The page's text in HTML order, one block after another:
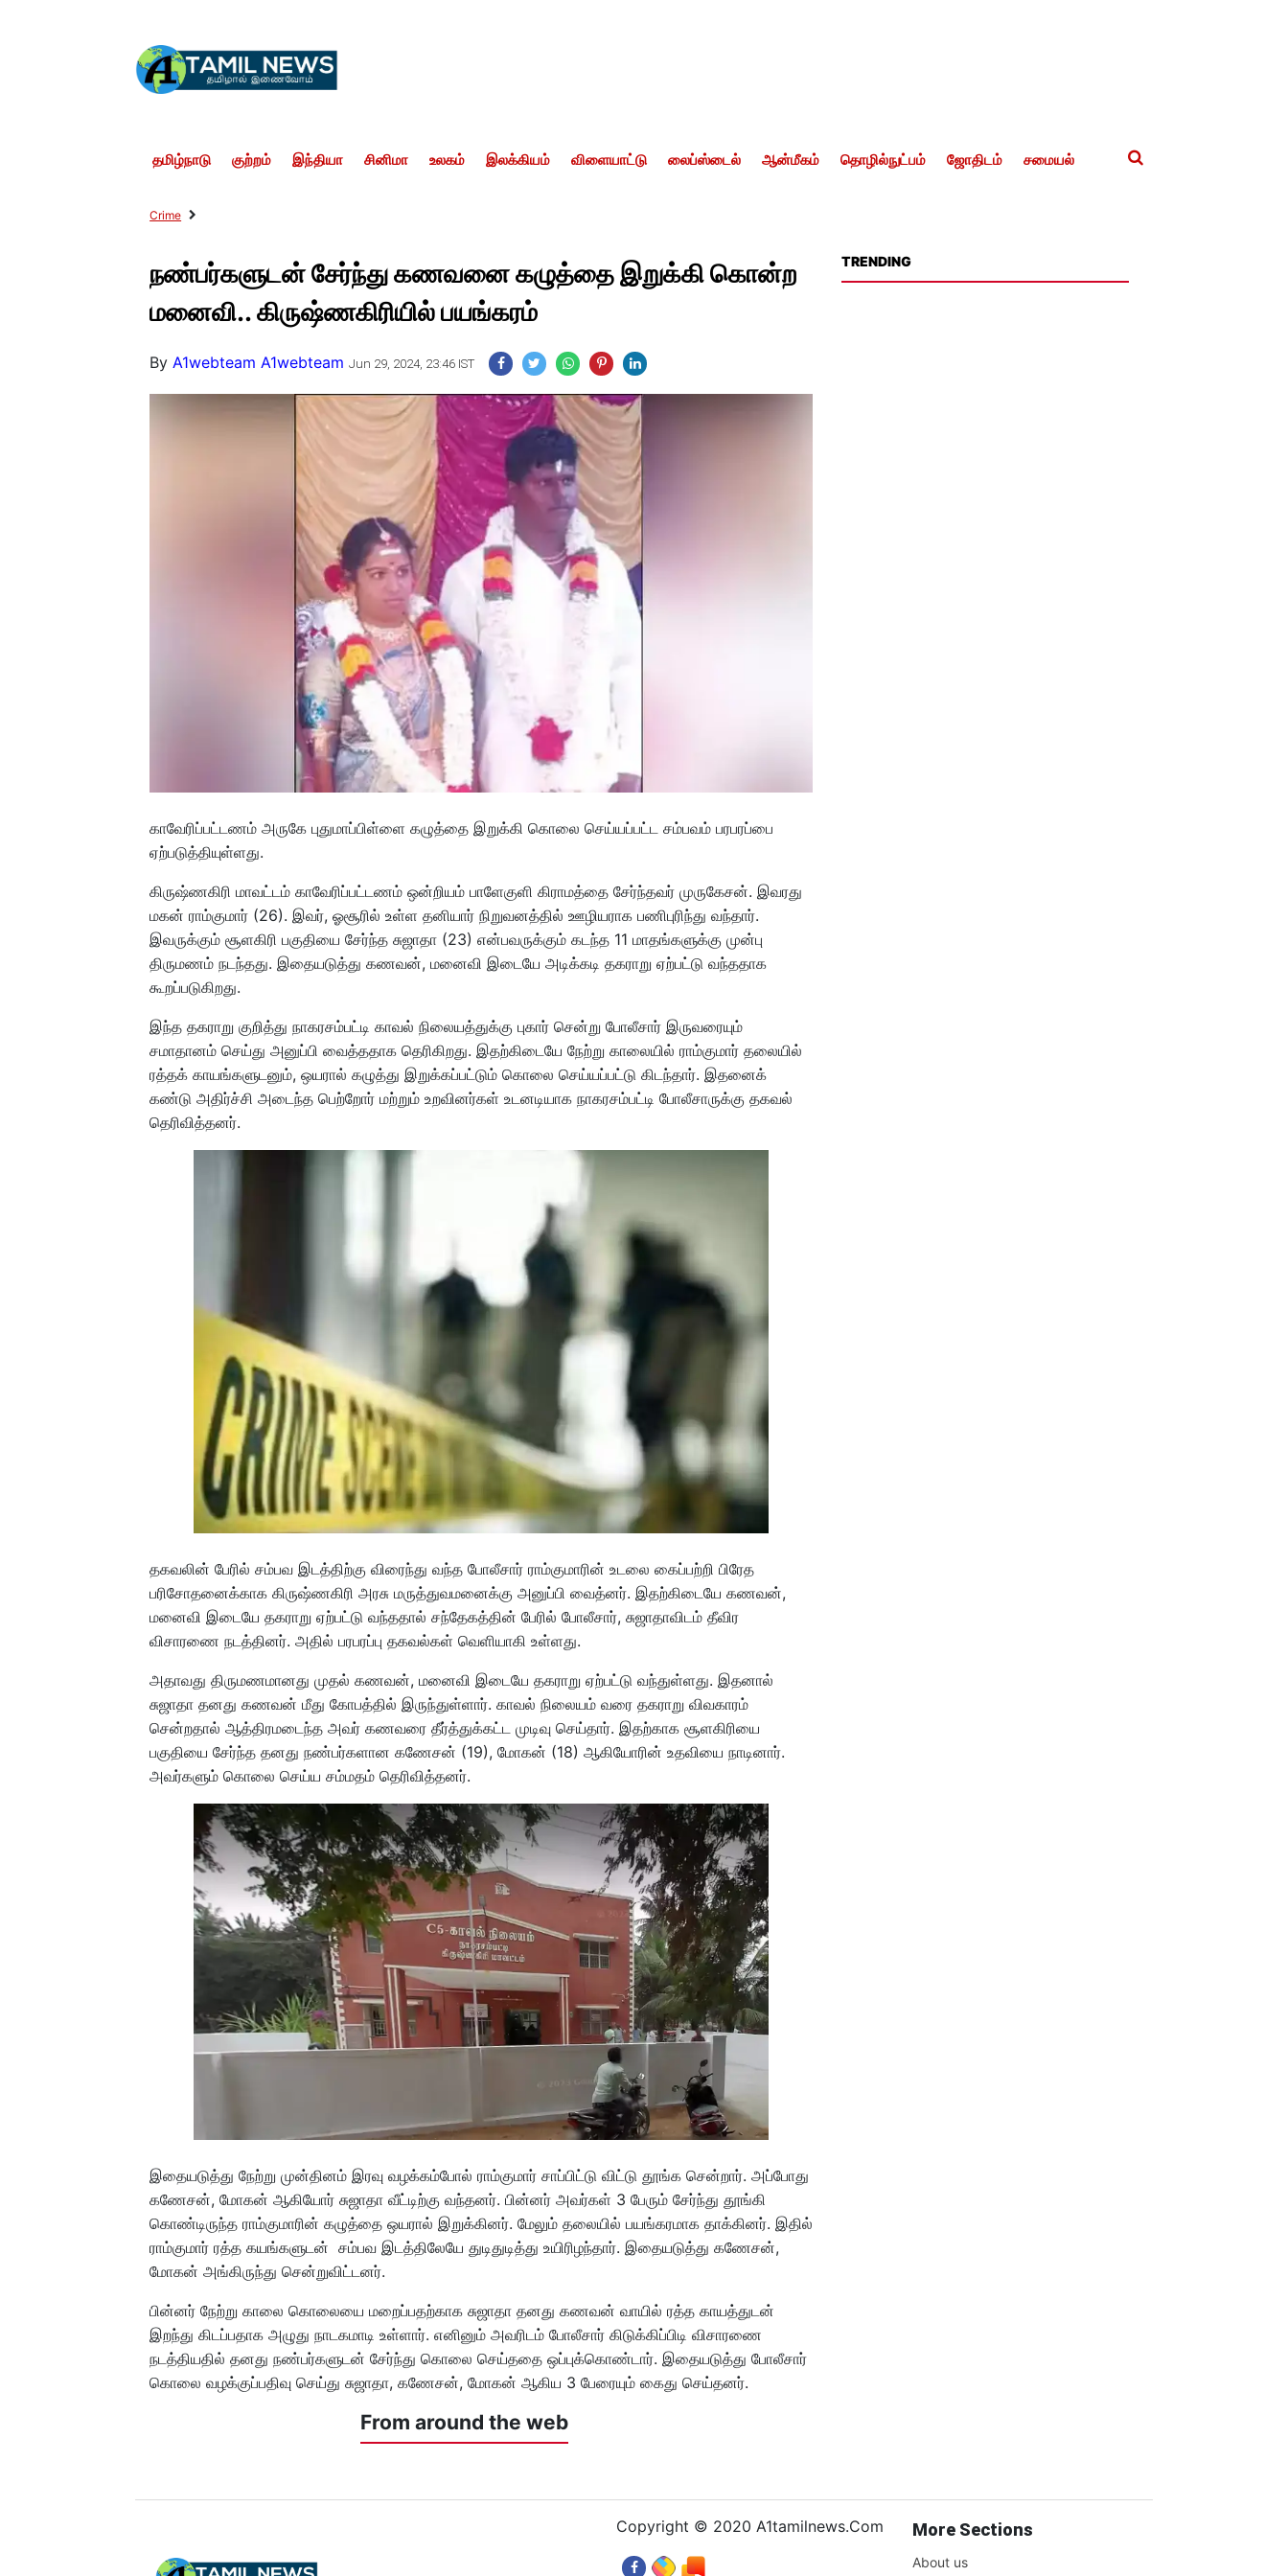
தமிழ்நாடு குற்றம் இந்தியா சினிமா உலகம் இலக்கியம் விளையாட்டு லைப்ஸ்டைல் ஆன்மீகம் தொழில்நுட்பம் ஜோதிடம் சமையல்
Crime
நண்பர்களுடன் சேர்ந்து கணவனை கழுத்தை இறுக்கி கொன்ற
மனைவி.. கிருஷ்ணகிரியில் பயங்கரம்
ByA1webteam A1webteam Jun 29, 2024, 23:46 IST
காவேரிப்பட்டணம் அருகே புதுமாப்பிள்ளை கழுத்தை இறுக்கி கொலை செய்யப்பட்ட சம்பவம் பரபரப்பை
ஏற்படுத்தியுள்ளது.
கிருஷ்ணகிரி மாவட்டம் காவேரிப்பட்டணம் ஒன்றியம் பாளேகுளி கிராமத்தை சேர்ந்தவர் முருகேசன். இவரது
மகன் ராம்குமார் (26). இவர், ஓசூரில் உள்ள தனியார் நிறுவனத்தில் ஊழியராக பணிபுரிந்து வந்தார்.
இவருக்கும் சூளகிரி பகுதியை சேர்ந்த சுஜாதா (23) என்பவருக்கும் கடந்த 11 மாதங்களுக்கு முன்பு
திருமணம் நடந்தது. இதையடுத்து கணவன், மனைவி இடையே அடிக்கடி தகராறு ஏற்பட்டு வந்ததாக
கூறப்படுகிறது.
இந்த தகராறு குறித்து நாகரசம்பட்டி காவல் நிலையத்துக்கு புகார் சென்று போலீசார் இருவரையும்
சமாதானம் செய்து அனுப்பி வைத்ததாக தெரிகிறது. இதற்கிடையே நேற்று காலையில் ராம்குமார் தலையில்
ரத்தக் காயங்களுடனும், ஒயரால் கழுத்து இறுக்கப்பட்டும் கொலை செய்யப்பட்டு கிடந்தார். இதனைக்
கண்டு அதிர்ச்சி அடைந்த பெற்றோர் மற்றும் உறவினர்கள் உடனடியாக நாகரசம்பட்டி போலீசாருக்கு தகவல்
தெரிவித்தனர்.
தகவலின் பேரில் சம்பவ இடத்திற்கு விரைந்து வந்த போலீசார் ராம்குமாரின் உடலை கைப்பற்றி பிரேத
பரிசோதனைக்காக கிருஷ்ணகிரி அரசு மருத்துவமனைக்கு அனுப்பி வைத்னர். இதற்கிடையே கணவன்,
மனைவி இடையே தகராறு ஏற்பட்டு வந்ததால் சந்தேகத்தின் பேரில் போலீசார், சுஜாதாவிடம் தீவிர
விசாரணை நடத்தினர். அதில் பரபரப்பு தகவல்கள் வெளியாகி உள்ளது.
அதாவது திருமணமானது முதல் கணவன், மனைவி இடையே தகராறு ஏற்பட்டு வந்துள்ளது. இதனால்
சுஜாதா தனது கணவன் மீது கோபத்தில் இருந்துள்ளார். காவல் நிலையம் வரை தகராறு விவகாரம்
சென்றதால் ஆத்திரமடைந்த அவர் கணவரை தீர்த்துக்கட்ட முடிவு செய்தார். இதற்காக சூளகிரியை
பகுதியை சேர்ந்த தனது நண்பர்களான கணேசன் (19), மோகன் (18) ஆகியோரின் உதவியை நாடினார்.
அவர்களும் கொலை செய்ய சம்மதம் தெரிவித்தனர்.
இதையடுத்து நேற்று முன்தினம் இரவு வழக்கம்போல் ராம்குமார் சாப்பிட்டு விட்டு தூங்க சென்றார். அப்போது
கணேசன், மோகன் ஆகியோர் சுஜாதா வீட்டிற்கு வந்தனர். பின்னர் அவர்கள் 3 பேரும் சேர்ந்து தூங்கி
கொண்டிருந்த ராம்குமாரின் கழுத்தை ஒயரால் இறுக்கினர். மேலும் தலையில் பயங்கரமாக தாக்கினர். இதில்
ராம்குமார் ரத்த கயங்களுடன் சம்பவ இடத்திலேயே துடிதுடித்து உயிரிழந்தார். இதையடுத்து கணேசன்,
மோகன் அங்கிருந்து சென்றுவிட்டனர்.
பின்னர் நேற்று காலை கொலையை மறைப்பதற்காக சுஜாதா தனது கணவன் வாயில் ரத்த காயத்துடன்
இறந்து கிடப்பதாக அழுது நாடகமாடி உள்ளார். எனினும் அவரிடம் போலீசார் கிடுக்கிப்பிடி விசாரணை
நடத்தியதில் தனது நண்பர்களுடன் சேர்ந்து கொலை செய்ததை ஒப்புக்கொண்டார். இதையடுத்து போலீசார்
கொலை வழக்குப்பதிவு செய்து சுஜாதா, கணேசன், மோகன் ஆகிய 3 பேரையும் கைது செய்தனர்.
From around the web
TRENDING
Copyright © 2020 A1tamilnews.Com More Sections
About us